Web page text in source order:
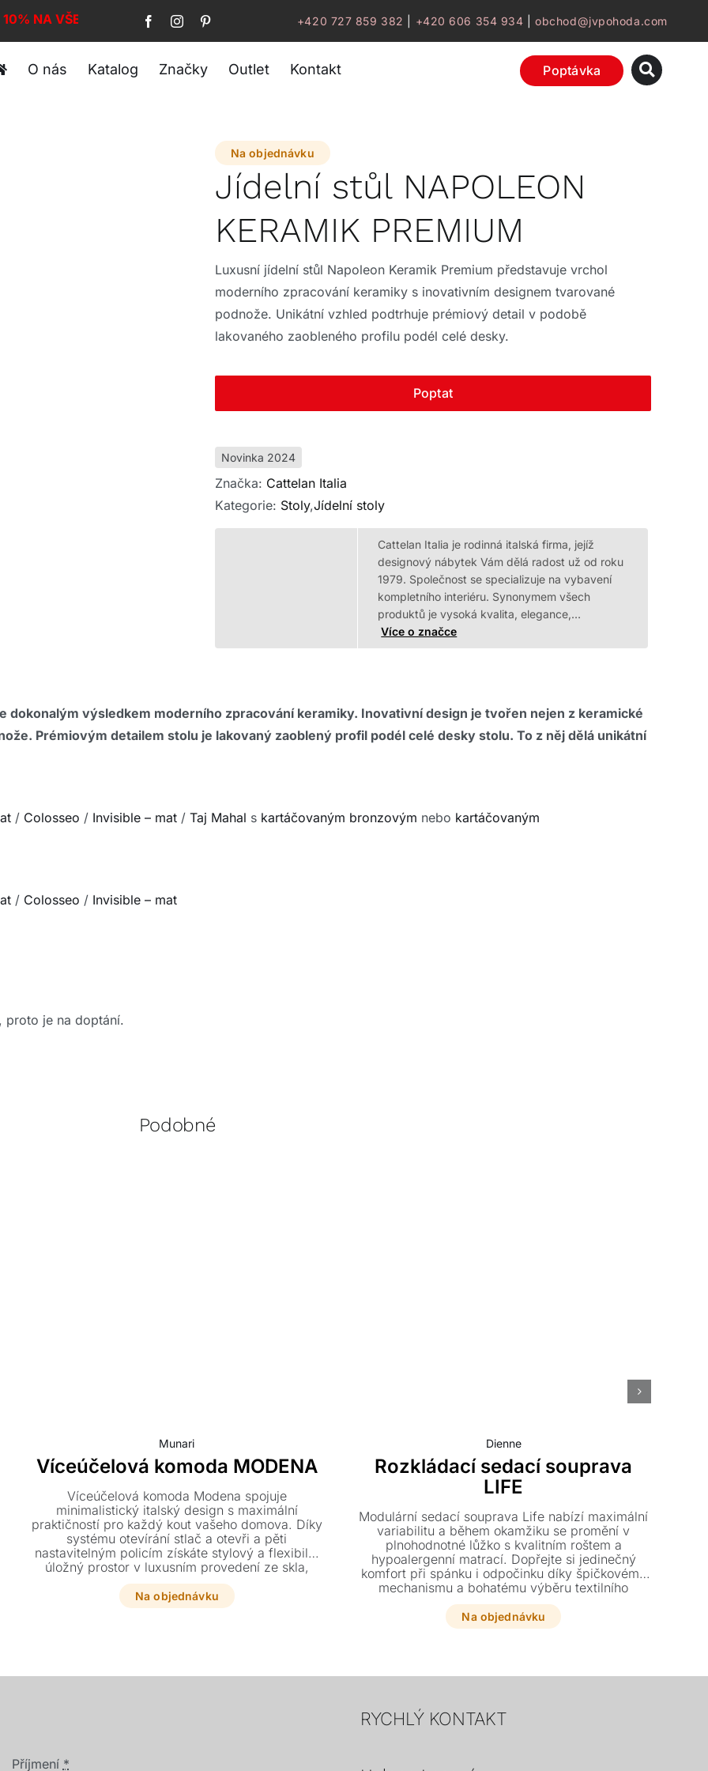
NA VŠE! +420 727 859 382 +420 606 354 934 |obchod@jvpohoda.com
O nás Katalog Značky Outlet Kontakt Poptávka
Na objednávku
Jídelní stůl NAPOLEON
KERAMIK PREMIUM
Luxusní jídelní stůl Napoleon Keramik Premium představuje vrchol
moderního zpracování keramiky s inovativním designem tvarované
podnože. Unikátní vzhled podtrhuje prémiový detail v podobě
lakovaného zaobleného profilu podél celé desky.
Poptat
Novinka 2024
Značka: Cattelan Italia
Kategorie: Stoly,Jídelní stoly
Cattelan Italia je rodinná italská firma, jejíž
designový nábytek Vám dělá radost už od roku
1979. Společnost se specializuje na vybavení
kompletního interiéru. Synonymem všech
produktů je vysoká kvalita, elegance,…
Více o značce
dokonalým výsledkem moderního zpracování keramiky. Inovativní design je tvořen nejen z keramické
Prémiovým detailem stolu je lakovaný zaoblený profil podél celé desky stolu. To z něj dělá unikátní
/ Colosseo / Invisible – mat/ Taj Mahal s kartáčovaným bronzovým nebo kartáčovaným
/ Colosseo / Invisible – mat
proto je na doptání.
Podobné
Munari
Víceúčelová komoda MODENA
Víceúčelová komoda Modena spojuje
minimalistický italský design s maximální
praktičností pro každý kout vašeho domova. Díky
systému otevírání stlač a otevři a pěti
nastavitelným policím získáte stylový a flexibilní
úložný prostor v luxusním provedení ze skla,
dřeva či keramiky.
Na objednávku
Dienne
Rozkládací sedací souprava
LIFE
Modulární sedací souprava Life nabízí maximální
variabilitu a během okamžiku se promění v
plnohodnotné lůžko s kvalitním roštem a
hypoalergenní matrací. Dopřejte si jedinečný
komfort při spánku i odpočinku díky špičkovému
mechanismu a bohatému výběru textilního
čalounění s odnímatelným potahem.
Na objednávku
Příjmení *
RYCHLÝ KONTAKT